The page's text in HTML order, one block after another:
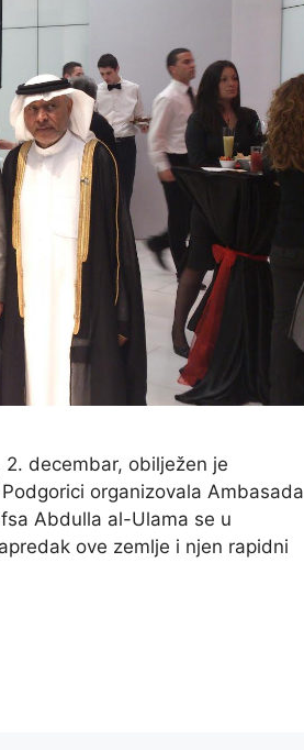
decembar, obilježen je
organizovala Ambasada
Abdulla al-Ulama se u
ove zemlje i njen rapidni